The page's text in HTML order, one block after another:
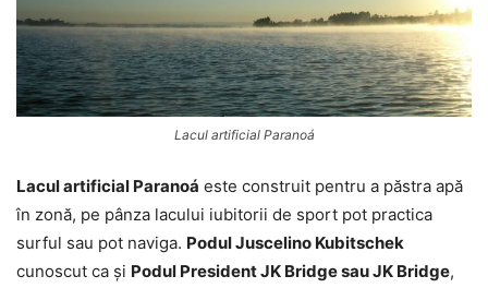
Lacul artificial Paranoá
Lacul artificial Paranoá este construit pentru a păstra apă
în zonă, pe pânza lacului iubitorii de sport pot practica
surful sau pot naviga. Podul Juscelino Kubitschek
cunoscut ca și Podul President JK Bridge sau JK Bridge,